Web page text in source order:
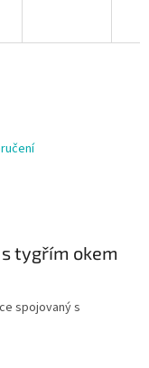
tygřím okem
spojovaný s